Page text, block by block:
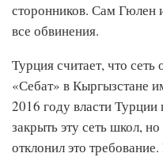
сторонников. Сам Гюлен
все обвинения.
Турция считает, что
«Себат» в Кыргызстане
2016 году власти
закрыть эту сеть школ,
отклонил это